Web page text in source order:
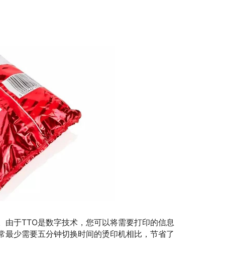
于TTO是数字技术，您可以将需要打印的信息
少需要五分钟切换时间的烫印机相比，节省了